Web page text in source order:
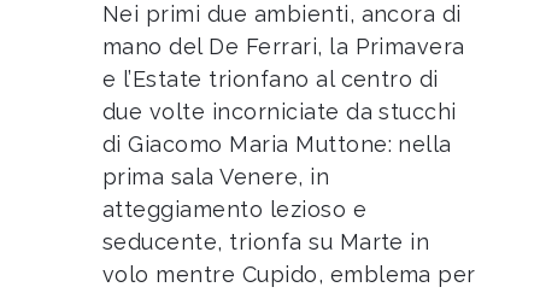
Nei primi due ambienti, ancora di
mano del De Ferrari, la Primavera
e l’Estate trionfano al centro di
due volte incorniciate da stucchi
di Giacomo Maria Muttone: nella
prima sala Venere, in
atteggiamento lezioso e
seducente, trionfa su Marte in
volo mentre Cupido, emblema per